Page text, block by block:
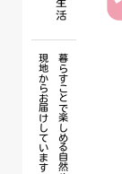
現地からお届けしています